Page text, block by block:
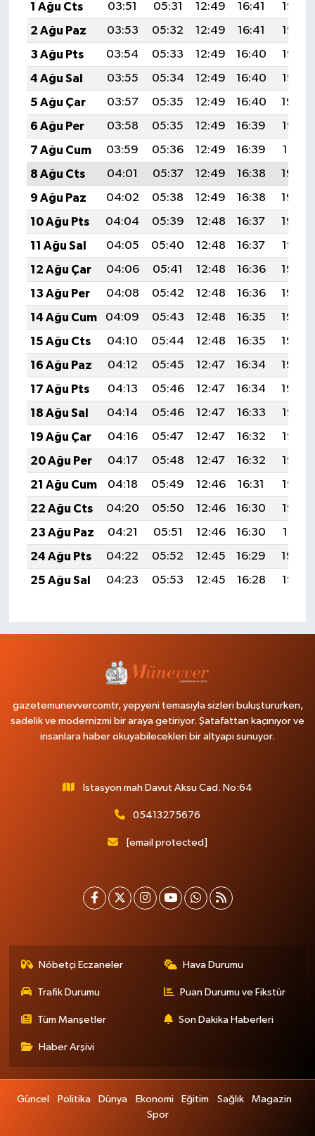
1 Ağu Cts
03:51 05:31 12:49 16:41
19:58
2 Ağu Paz
03:53 05:32 12:49 16:41
19:57
3 Ağu Pts
03:54 05:33 12:49 16:40
19:56
4 Ağu Sal
03:55 05:34 12:49 16:40
19:55
5 Ağu Çar
03:57 05:35 12:49 16:40
19:54
6 Ağu Per
03:58 05:35 12:49 16:39
19:53
7 Ağu Cum
03:59 05:36 12:49 16:39
19:51
8 Ağu Cts
04:01 05:37 12:49 16:38
19:50
9 Ağu Paz
04:02 05:38 12:49 16:38
19:49
10 Ağu Pts
04:04 05:39 12:48 16:37
19:48
11 Ağu Sal
04:05 05:40 12:48 16:37
19:47
12 Ağu Çar
04:06 05:41 12:48 16:36
19:45
13 Ağu Per
04:08 05:42 12:48 16:36
19:44
14 Ağu Cum
04:09 05:43 12:48 16:35
19:43
15 Ağu Cts
04:10 05:44 12:48 16:35
19:42
16 Ağu Paz
04:12 05:45 12:47 16:34
19:40
17 Ağu Pts
04:13 05:46 12:47 16:34
19:39
18 Ağu Sal
04:14 05:46 12:47 16:33
19:38
19 Ağu Çar
04:16 05:47 12:47 16:32
19:36
20 Ağu Per
04:17 05:48 12:47 16:32
19:35
21 Ağu Cum
04:18 05:49 12:46 16:31
19:33
22 Ağu Cts
04:20 05:50 12:46 16:30
19:32
23 Ağu Paz
04:21 05:51 12:46 16:30
19:31
24 Ağu Pts
04:22 05:52 12:45 16:29
19:29
25 Ağu Sal
04:23 05:53 12:45 16:28 19:28
gazetemunevvercomtr, yepyeni temasıyla sizleri buluştururken,
sadelik ve modernizmi bir araya getiriyor. Şatafattan kaçınıyor ve
insanlara haber okuyabilecekleri bir altyapı sunuyor.
İstasyon mah Davut Aksu Cad. No:64
05413275676
[email protected]
Nöbetçi Eczaneler Hava Durumu
Trafik Durumu Puan Durumu ve Fikstür
Tüm Manşetler Son Dakika Haberleri
Haber Arşivi
Güncel Politika Dünya Ekonomi Eğitim Sağlık
Magazin
Spor